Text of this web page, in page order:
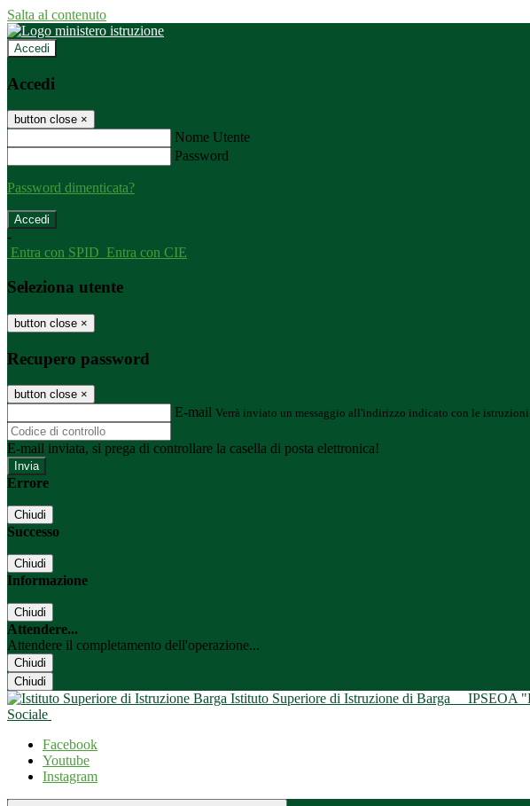
Salta al contenuto
Accedi
Accedi
button close ×
Nome Utente
Password
Password dimenticata?
-
Entra con SPID Entra con CIE
Seleziona utente
button close ×
Recupero password
button close ×
E-mail Verrà inviato un messaggio all'indirizzo indicato con le istruzioni
E-mail inviata, si prega di controllare la casella di posta elettronica!
Errore
Chiudi
Successo
Chiudi
Informazione
Chiudi
Attendere...
Attendere il completamento dell'operazione...
Chiudi
Chiudi
Istituto Superiore di Istruzione di Barga
IPSEOA
Sociale
Facebook
Youtube
Instagram